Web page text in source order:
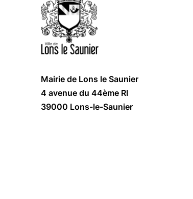
Mairie de Lons le Saunier
4 avenue du 44ème RI
39000 Lons-le-Saunier